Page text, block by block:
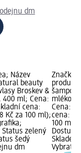
dm
Název
beauty
Broskev &
400 ml; Cena:
cena:
Kč za 100 ml);
zelený
šedý
dm
Značka:
šampon
mléko &
Cena:
cena:
100 ml);
Vybrat